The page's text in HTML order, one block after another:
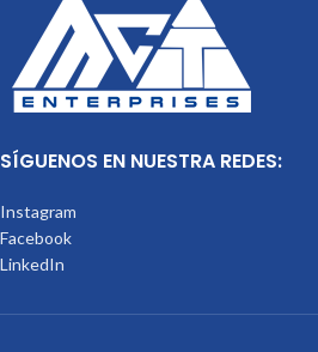
SÍGUENOS EN NUESTRA REDES:
Instagram
Facebook
LinkedIn